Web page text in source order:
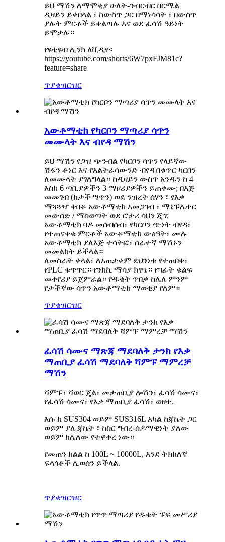
ይህ ማሽን ለማሞቂያ ሁለት-ንብርብር በርሜል
ዲዛይን ይቀበላል ፣ ከውስጥ ጋር በማነሳሳት ፣ በውስጥ
ያሉት ምርቶች ይቀልጣሉ እና ወደ ፈሳሽ ዓይነት
ይሞቃሉ።
የዩቲዩብ ሊንክ ለቪዲዮ፡
https://youtube.com/shorts/6W7pxFJM81c?
feature=share
ጥያቄዝርዝር
አውቶማቲክ የካርቦን ማጣሪያ ሳጥን
መሙላት እና ብየዳ ማሽን
ይህ ማሽን የጋዝ ጭንብል የካርቦን ሳጥን የላይኛው
ሽፋን ቶነር እና የአልትራሳውንድ ብየዳ በቁጥር ካርበን
ለመሙላት ያገለግላል። ከዲዛይን ውስጥ አንዱን ከ 4
እስከ 6 ጣቢያዎችን 3 ማዞሪያዎችን ይጠቀሙ; በእጅ
መመገብ (ከታች ሣጥን) ወደ ንዝረት ሰሃን ፣ የእቃ
ማጓጓዣ ቀበቶ አውቶማቲክ አመጋገብ ፣ ማኒፑሌተር
መውሰድ / ማስወጣት ወደ ሮታሪ ሳህን ጂግ;
አውቶማቲክ ባዶ መሰብሰብ፣ የካርቦን ጭነት ብየዳ፣
የተጠናቀቁ ምርቶች አውቶማቲክ ውፅዓት፣ ሙሉ
አውቶማቲክ ያለእጅ ተሳትፎ፣ ሰራተኛ ማሽኑን
መመልከት ይችላል።
ለመስራት ቀላል፣ ለአጠቃቀም ደህንነቱ የተጠበቀ፣
የPLC ቁጥጥር። የንክኪ ማሳያ ክዋኔ። የግፊት ቁልፍ
መቀየሪያ ይጀምራል። የዱቄት ጥበቃ ከሌለ ምንም
የታችኛው ሳጥን አውቶማቲክ ማወቂያ የለም።
ጥያቄዝርዝር
ፈሳሽ ሳሙና ማጽጃ ማደባለቅ ታንክ የእቃ
ማጠቢያ ፈሳሽ ማደባለቅ ሻምፑ ማምረቻ
ማሽን
ሻምፑ፣ ሻወር ጄል፣ መታጠቢያ ሎሽን፣ ፈሳሽ ሳሙና፣
የፈሳሽ ሳሙና፣ የእቃ ማጠቢያ ፈሳሽ፣ ወዘተ.
እሱ ከ SUS304 ወይም SUS316L አካል ከጃኬት ጋር
ወይም ያለ ጃኬት ፣ ከስር ግብረ-ሰዶማዊነት ያለው
ወይም ከሌለው የተዋቀረ ነው።
የመጠን ክልል ከ 100L ~ 10000L, እንደ ትክክለኛ
ፍላጎቶች ሊወሰን ይችላል.
ጥያቄዝርዝር